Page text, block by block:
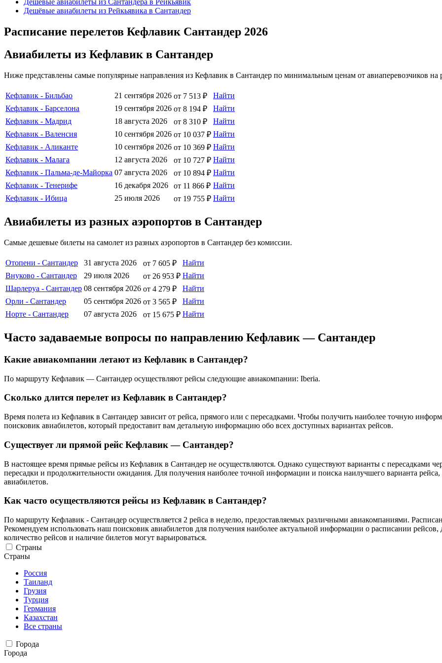
Дешёвые авиабилеты из Рейкьявика в Сантандер
Расписание перелетов Кефлавик Сантандер 2026
Авиабилеты из Кефлавик в Сантандер
Ниже представлены самые популярные направления из Кефлавик в Сантандер по минимальным ценам от авиаперевозчиков на
Кефлавик - Бильбао 21 сентября 2026 от 7 513 ₽
Найти
Кефлавик - Барселона
19 сентября 2026 от 8 194 ₽
Найти
Кефлавик - Мадрид
18 августа 2026 от 8 310 ₽
Найти
Кефлавик - Валенсия
10 сентября 2026 от 10 037 ₽ Найти
Кефлавик - Аликанте
10 сентября 2026 от 10 369 ₽ Найти
Кефлавик - Малага
12 августа 2026 от 10 727 ₽ Найти
Кефлавик - Пальма-де-Майорка 07 августа 2026 от 10 894 ₽ Найти
Кефлавик - Тенерифе
16 декабря 2026 от 11 866 ₽ Найти
Кефлавик - Ибица
25 июля 2026 от 19 755 ₽ Найти
Авиабилеты из разных аэропортов в Сантандер
Самые дешевые билеты на самолет из разных аэропортов в Сантандер без комиссии.
Отопени - Сантандер 31 августа 2026 от 7 605 ₽
Найти
Внуково - Сантандер
29 июля 2026 от 26 953 ₽ Найти
Шарлеруа - Сантандер 08 сентября 2026 от 4 279 ₽
Найти
Орли - Сантандер
05 сентября 2026 от 3 565 ₽
Найти
Норте - Сантандер
07 августа 2026 от 15 675 ₽ Найти
Часто задаваемые вопросы по направлению Кефлавик — Сантандер
Какие авиакомпании летают из Кефлавик в Сантандер?
По маршруту Кефлавик — Сантандер осуществляют рейсы следующие авиакомпании: Iberia.
Сколько длится перелет из Кефлавик в Сантандер?
Время полета из Кефлавик в Сантандер зависит от рейса, прямого или с пересадками. Чтобы получить наиболее точную
поисковик авиабилетов, который предоставит вам детальную информацию обо всех доступных вариантах рейсов.
Существует ли прямой рейс Кефлавик — Сантандер?
В настоящее время прямые рейсы из Кефлавик в Сантандер не осуществляются. Однако существуют варианты с пересадками
пересадки и продолжительности ожидания. Для получения наиболее точной информации и поиска наилучшего варианта
авиабилетов.
Как часто осуществляются рейсы из Кефлавик в Сантандер?
По маршруту Кефлавик - Сантандер осуществляется 2 рейса в неделю, предоставляемых различными авиакомпаниями.
Рекомендуем использовать наш поисковик авиабилетов для получения наиболее актуальной информации о расписании
количество рейсов и наличие билетов могут варьироваться.
Страны
Страны
Россия
Таиланд
Грузия
Турция
Германия
Казахстан
Все страны
Города
Города